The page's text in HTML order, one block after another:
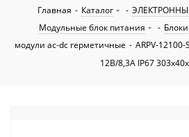
Главная - Каталог -
Модульные блок питания
-
модули ac-dc герметичные - ARPV-
12В/8,3А IP67